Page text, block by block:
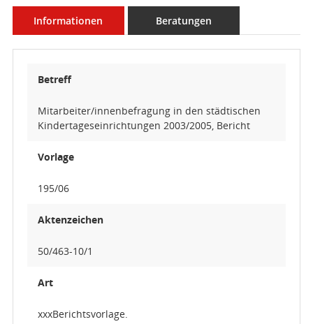
Informationen Beratungen
Betreff
Mitarbeiter/innenbefragung in den städtischen
Kindertageseinrichtungen 2003/2005, Bericht
Vorlage
195/06
Aktenzeichen
50/463-10/1
Art
xxxBerichtsvorlage.